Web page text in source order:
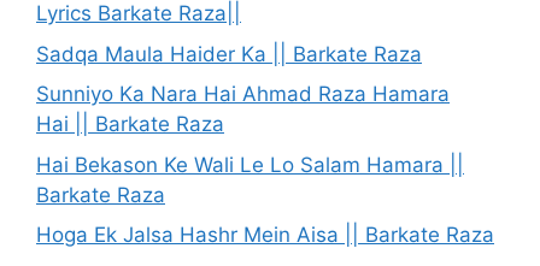
Lyrics Barkate Raza||
Sadqa Maula Haider Ka || Barkate Raza
Sunniyo Ka Nara Hai Ahmad Raza Hamara
Hai || Barkate Raza
Hai Bekason Ke Wali Le Lo Salam Hamara ||
Barkate Raza
Hoga Ek Jalsa Hashr Mein Aisa || Barkate Raza